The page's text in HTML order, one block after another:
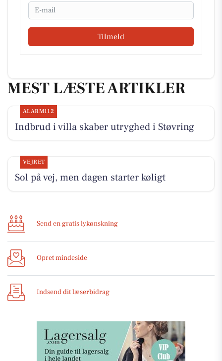
Email
Tilmeld
MEST LÆSTE ARTIKLER
ALARM112
Indbrud i villa skaber utryghed i Støvring
VEJRET
Sol på vej, men dagen starter køligt
Send en gratis lykønskning
Opret mindeside
Indsend dit læserbidrag